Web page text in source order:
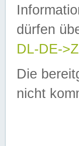
dürfen
DL-DE-
Die
nicht